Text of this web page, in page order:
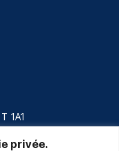
privée.
1A1